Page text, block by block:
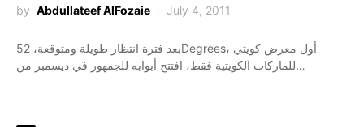
by Abdullateef AlFozaie July 4, 2011
بعد فترة انتظار طويلة ومتوقعة، 52Degrees، أول معرض كويتي
للماركات الكويتية فقط، افتتح أبوابه للجمهور في ديسمبر من…